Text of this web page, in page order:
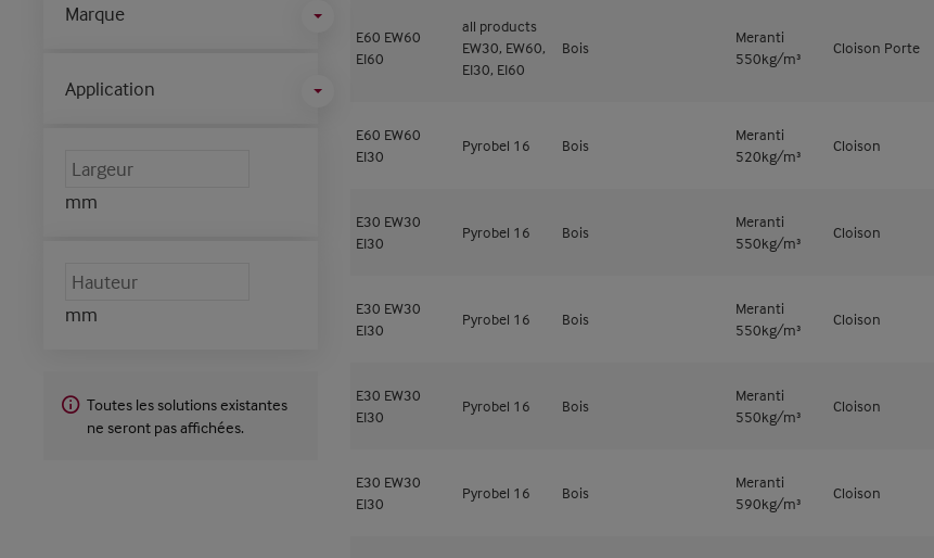
Marque
Application
mm
mm
Toutes les solutions existantes
ne seront pas affichées.
E60 EW60
EI60
all products
EW30, EW60,
EI30, EI60
Bois
Meranti
550kg/m³
Cloison Porte
E60 EW60
EI30
Pyrobel 16 Bois
Meranti
520kg/m³
Cloison
E30 EW30
EI30
Pyrobel 16 Bois
Meranti
550kg/m³
Cloison
E30 EW30
EI30
Pyrobel 16 Bois
Meranti
550kg/m³
Cloison
E30 EW30
EI30
Pyrobel 16 Bois
Meranti
550kg/m³
Cloison
E30 EW30
EI30
Pyrobel 16 Bois
Meranti
590kg/m³
Cloison